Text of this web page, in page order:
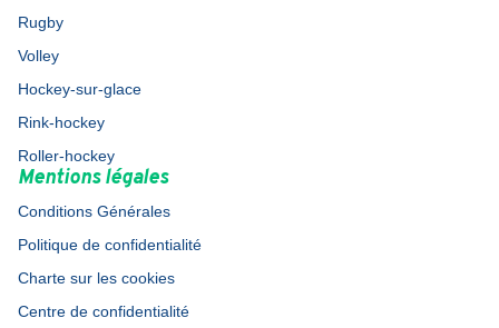
Rugby
Volley
Hockey-sur-glace
Rink-hockey
Roller-hockey
Mentions légales
Conditions Générales
Politique de confidentialité
Charte sur les cookies
Centre de confidentialité